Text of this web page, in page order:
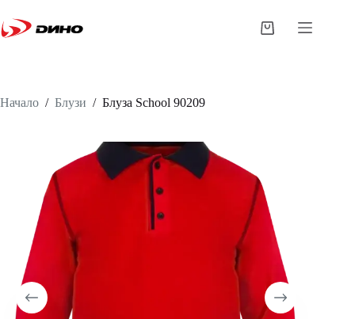
Начало / Блузи / Блуза School 90209